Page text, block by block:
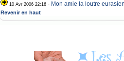
10 Avr 2006 22:16 - Mon amie la loutre
Revenir en haut